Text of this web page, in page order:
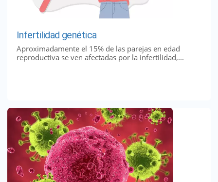
Infertilidad genética
Aproximadamente el 15% de las parejas en edad
reproductiva se ven afectadas por la infertilidad,...